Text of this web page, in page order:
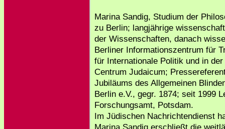
Marina Sandig, Studium der
zu Berlin; langjährige
der Wissenschaften, danach
Berliner Informationszentrum für
für Internationale Politik und in
Centrum Judaicum;
Jubiläums des Allgemeinen
Berlin e.V., gegr. 1874; seit 1999
Forschungsamt, Potsdam.
Im Jüdischen Nachrichtendienst
Marina Sandig erschließt die